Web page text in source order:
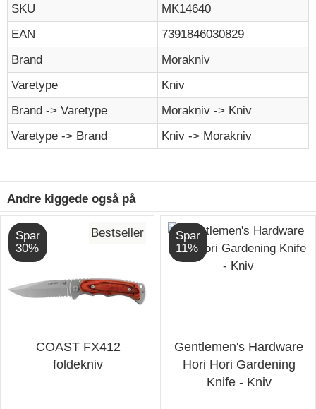
SKU
MK14640
EAN
7391846030829
Brand
Morakniv
Varetype
Kniv
Brand -> Varetype
Morakniv -> Kniv
Varetype -> Brand
Kniv -> Morakniv
Andre kiggede også på
Spar
30%
Bestseller
COAST FX412
foldekniv
Spar
11%
Gentlemen's Hardware
Hori Hori Gardening
Knife - Kniv